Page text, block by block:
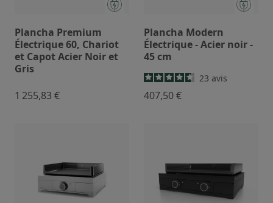
Plancha Premium
Électrique 60, Chariot
et Capot Acier Noir et
Gris
1 255,83 €
Plancha Modern
Électrique - Acier noir -
45 cm
23 avis
407,50 €